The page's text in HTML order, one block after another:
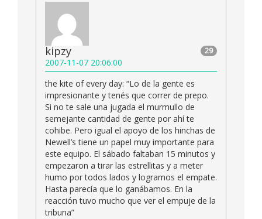
29
kipzy
2007-11-07 20:06:00
the kite of every day: “Lo de la gente es
impresionante y tenés que correr de prepo.
Si no te sale una jugada el murmullo de
semejante cantidad de gente por ahí te
cohibe. Pero igual el apoyo de los hinchas de
Newell’s tiene un papel muy importante para
este equipo. El sábado faltaban 15 minutos y
empezaron a tirar las estrellitas y a meter
humo por todos lados y logramos el empate.
Hasta parecía que lo ganábamos. En la
reacción tuvo mucho que ver el empuje de la
tribuna”